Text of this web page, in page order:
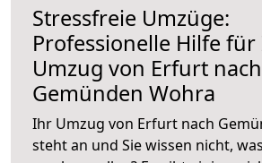
Stressfreie Umzüge:
Professionelle Hilfe
Umzug von Erfurt nach
Gemünden Wohra
Ihr Umzug von Erfurt nach
steht an und Sie wissen nicht,